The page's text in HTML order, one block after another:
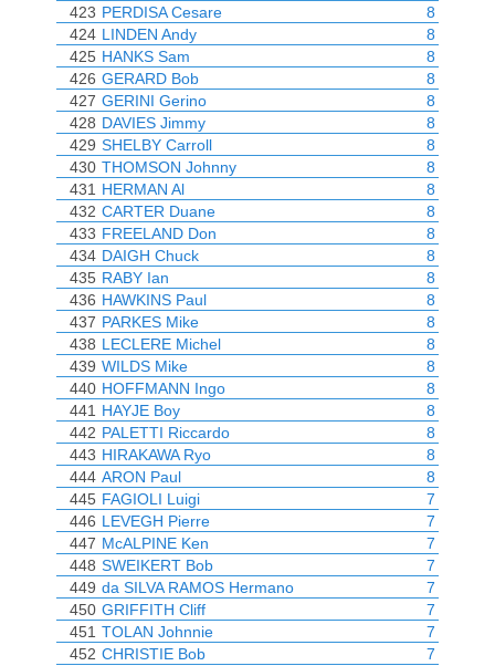
423 PERDISA Cesare
8
424 LINDEN Andy
8
425 HANKS Sam
8
426 GERARD Bob
8
427 GERINI Gerino
8
428 DAVIES Jimmy
8
429 SHELBY Carroll
8
430 THOMSON Johnny
8
431 HERMAN Al
8
432 CARTER Duane
8
433 FREELAND Don
8
434 DAIGH Chuck
8
435 RABY Ian
8
436 HAWKINS Paul
8
437 PARKES Mike
8
438 LECLERE Michel
8
439 WILDS Mike
8
440 HOFFMANN Ingo
8
441 HAYJE Boy
8
442 PALETTI Riccardo
8
443 HIRAKAWA Ryo
8
444 ARON Paul
8
445 FAGIOLI Luigi
7
446 LEVEGH Pierre
7
447 McALPINE Ken
7
448 SWEIKERT Bob
7
449 da SILVA RAMOS Hermano
7
450 GRIFFITH Cliff
7
451 TOLAN Johnnie
7
452 CHRISTIE Bob
7